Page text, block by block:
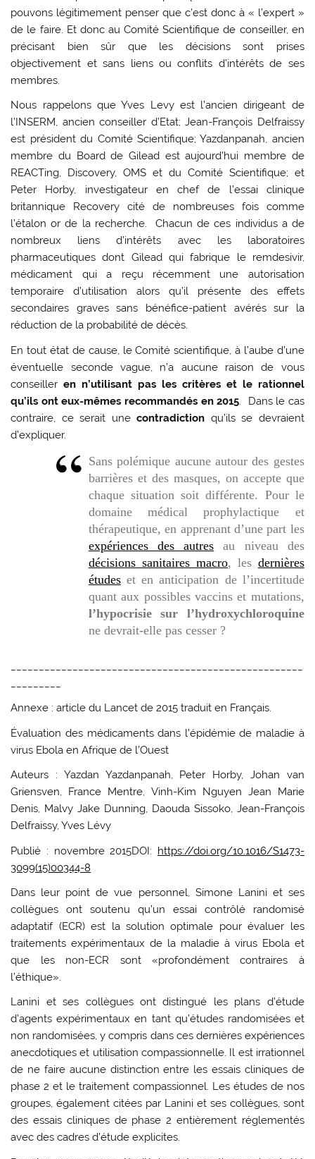
pouvons légitimement penser que c’est donc à « l’expert »
de le faire. Et donc au Comité Scientifique de conseiller, en
précisant bien sûr que les décisions sont prises
objectivement et sans liens ou conflits d’intérêts de ses
membres.
Nous rappelons que Yves Levy est l’ancien dirigeant de
l’INSERM, ancien conseiller d’Etat; Jean-François Delfraissy
est président du Comité Scientifique; Yazdanpanah, ancien
membre du Board de Gilead est aujourd’hui membre de
REACTing, Discovery, OMS et du Comité Scientifique; et
Peter Horby, investigateur en chef de l’essai clinique
britannique Recovery cité de nombreuses fois comme
l’étalon or de la recherche. Chacun de ces individus a de
nombreux liens d’intérêts avec les laboratoires
pharmaceutiques dont Gilead qui fabrique le remdesivir,
médicament qui a reçu récemment une autorisation
temporaire d’utilisation alors qu’il présente des effets
secondaires graves sans bénéfice-patient avérés sur la
réduction de la probabilité de décès.
En tout état de cause, le Comité scientifique, à l’aube d’une
éventuelle seconde vague, n’a aucune raison de vous
conseilleren n’utilisant pas les critères et le rationnel
qu’ils ont eux-mêmes recommandés en 2015 . Dans le cas
contraire, ce serait unecontradiction qu’ils se devraient
d’expliquer.
Sans polémique aucune autour des gestes
barrières et des masques, on accepte que
chaque situation soit différente. Pour le
domaine médical prophylactique et
thérapeutique, en apprenant d’une part les
expériences des autres au niveau des
décisions sanitaires macro, les dernières
étudeset en anticipation de l’incertitude
quant aux possibles vaccins et mutations,
l’hypocrisie sur l’hydroxychloroquine
ne devrait-elle pas cesser ?
Annexe : article du Lancet de 2015 traduit en Français.
Évaluation des médicaments dans l’épidémie de maladie à
virus Ebola en Afrique de l’Ouest
Auteurs : Yazdan Yazdanpanah, Peter Horby, Johan van
Griensven, France Mentre, Vinh-Kim Nguyen Jean Marie
Denis, Malvy Jake Dunning, Daouda Sissoko, Jean-François
Delfraissy, Yves Lévy
Publié : novembre 2015DOI: https://doi.org/10.1016/S1473-
3099(15)00344-8
Dans leur point de vue personnel, Simone Lanini et ses
collègues ont soutenu qu’un essai contrôlé randomisé
adaptatif (ECR) est la solution optimale pour évaluer les
traitements expérimentaux de la maladie à virus Ebola et
que les non-ECR sont «profondément contraires à
l’éthique».
Lanini et ses collègues ont distingué les plans d’étude
d’agents expérimentaux en tant qu’études randomisées et
non randomisées, y compris dans ces dernières expériences
anecdotiques et utilisation compassionnelle. Il est irrationnel
de ne faire aucune distinction entre les essais cliniques de
phase 2 et le traitement compassionnel. Les études de nos
groupes, également citées par Lanini et ses collègues, sont
des essais cliniques de phase 2 entièrement réglementés
avec des cadres d’étude explicites.